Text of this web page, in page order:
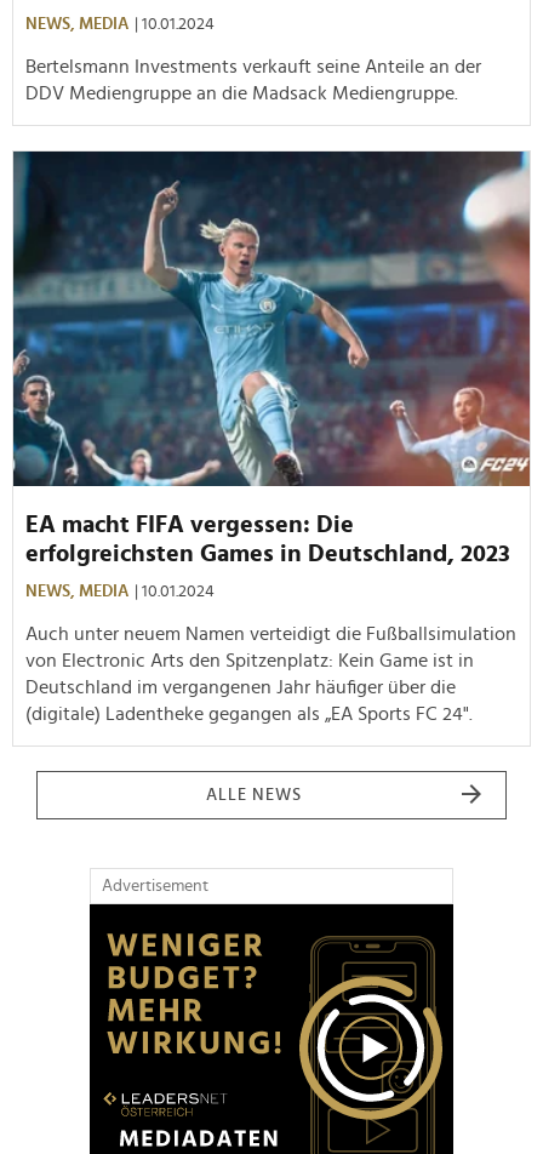
NEWS, MEDIA | 10.01.2024
Bertelsmann Investments verkauft seine Anteile an der
DDV Mediengruppe an die Madsack Mediengruppe.
EA macht FIFA vergessen: Die
erfolgreichsten Games in Deutschland, 2023
NEWS, MEDIA | 10.01.2024
Auch unter neuem Namen verteidigt die Fußballsimulation
von Electronic Arts den Spitzenplatz: Kein Game ist in
Deutschland im vergangenen Jahr häufiger über die
(digitale) Ladentheke gegangen als „EA Sports FC 24".
ALLE NEWS
Advertisement